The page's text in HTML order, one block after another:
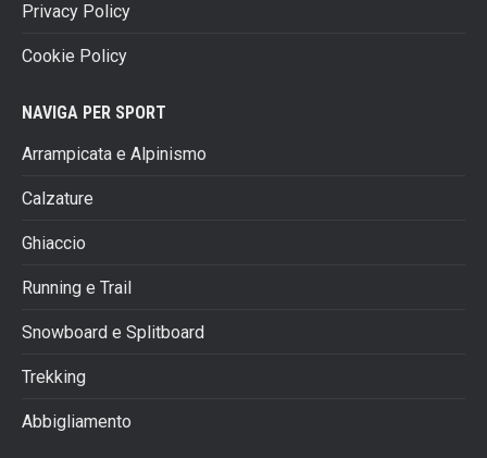
Privacy Policy
Cookie Policy
NAVIGA PER SPORT
Arrampicata e Alpinismo
Calzature
Ghiaccio
Running e Trail
Snowboard e Splitboard
Trekking
Abbigliamento